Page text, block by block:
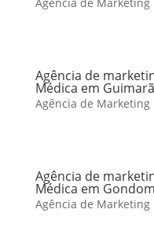
Agência de
Médica em
Agência de
Agência de
Médica em
Agência de